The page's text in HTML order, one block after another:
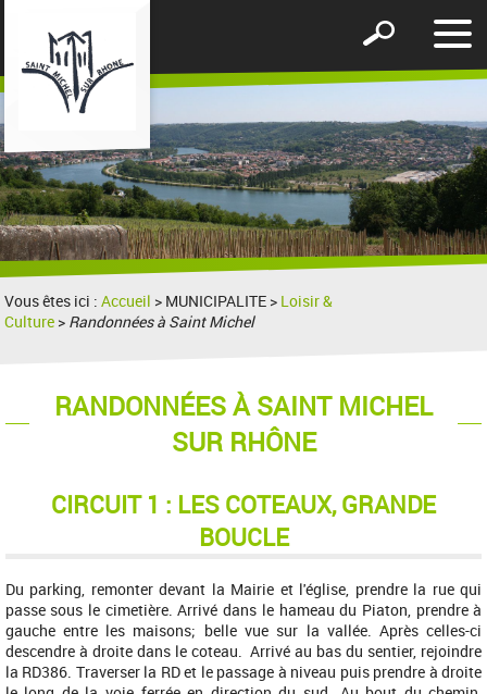
le
Afficher
formulaire
recherche
Vous êtes ici :Accueil > MUNICIPALITE > Loisir &
Culture > Randonnées à Saint Michel
RANDONNÉES À SAINT MICHEL
SUR RHÔNE
CIRCUIT 1 : LES COTEAUX, GRANDE
BOUCLE
Du parking, remonter devant la Mairie et l'église, prendre la rue qui
passe sous le cimetière. Arrivé dans le hameau du Piaton, prendre à
gauche entre les maisons; belle vue sur la vallée. Après celles-ci
descendre à droite dans le coteau. Arrivé au bas du sentier, rejoindre
la RD386. Traverser la RD et le passage à niveau puis prendre à droite